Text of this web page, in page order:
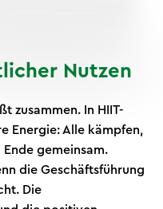
Nutzen
zusammen. In HIIT-
Energie: Alle kämpfen,
gemeinsam.
die Geschäftsführung
Die